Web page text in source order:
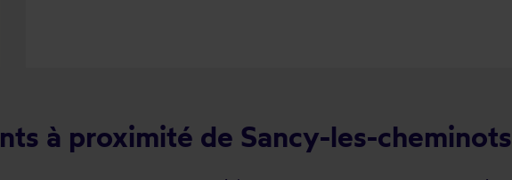
à proximité de Sancy-les-cheminots